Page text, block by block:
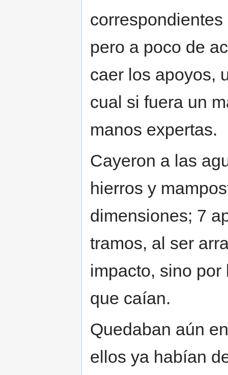
pero a poco de
caer los apoyos,
cual si fuera un
manos expertas.
Cayeron a las
hierros y
dimensiones; 7
tramos, al ser
impacto, sino
que caían.
Quedaban aún
ellos ya habían